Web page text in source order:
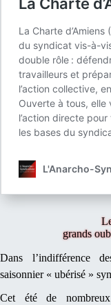
grands
Dans l’indifférence
saisonnier « ubérisé »
Cet été de